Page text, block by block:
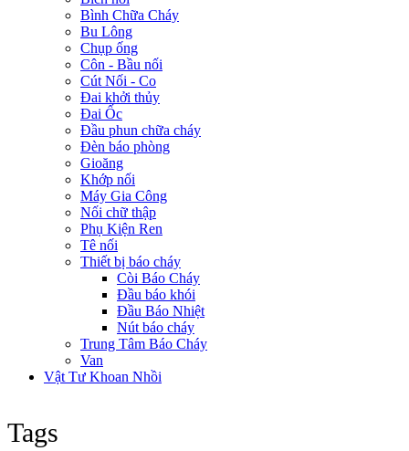
Bình Chữa Cháy
Bu Lông
Chụp ống
Côn - Bầu nối
Cút Nối - Co
Đai khởi thủy
Đai Ốc
Đầu phun chữa cháy
Đèn báo phòng
Gioăng
Khớp nối
Máy Gia Công
Nối chữ thập
Phụ Kiện Ren
Tê nối
Thiết bị báo cháy
Còi Báo Cháy
Đầu báo khói
Đầu Báo Nhiệt
Nút báo cháy
Trung Tâm Báo Cháy
Van
Vật Tư Khoan Nhồi
Tags